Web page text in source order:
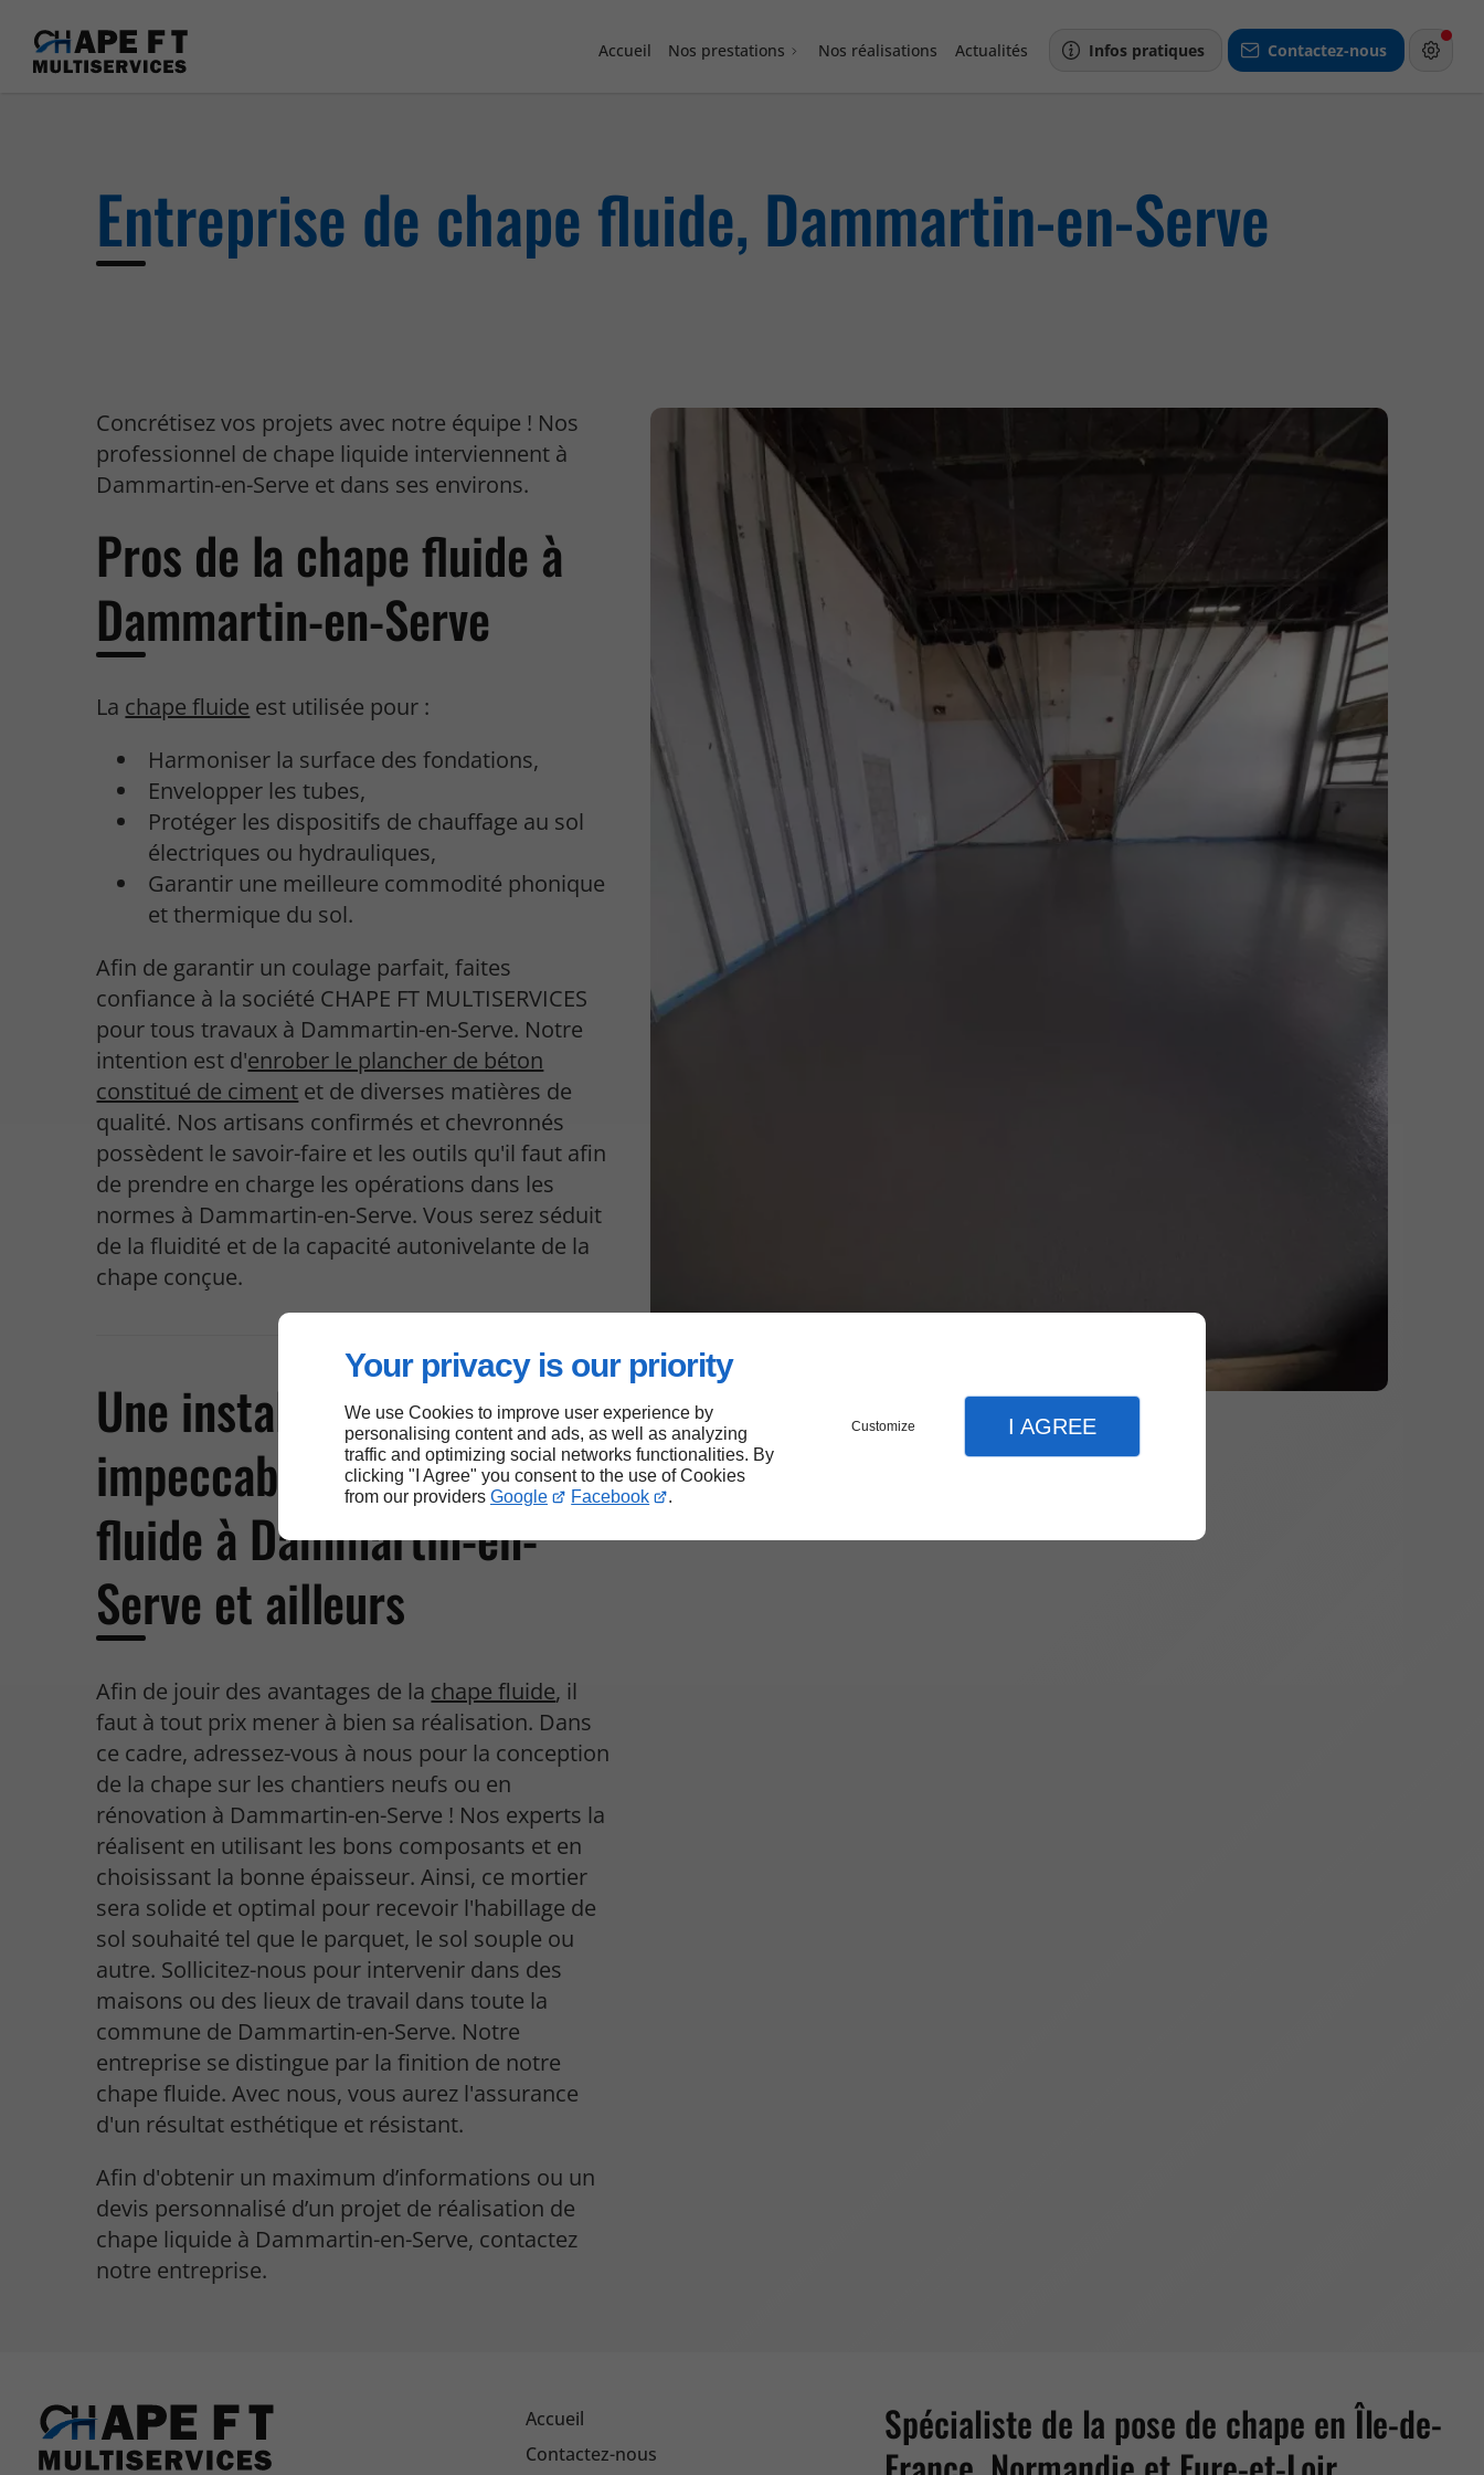
Your privacy is our priority
We use Cookies to improve user experience by
personalising content and ads, as well as analyzing
traffic and optimizing social networks functionalities. By
clicking "I Agree" you consent to the use of Cookies
from our providers Google Facebook .
Customize I AGREE
Accueil Nos prestations Nos réalisations Actualités Infos pratiques Contactez-nous
Entreprise de chape fluide, Dammartin-en-Serve
Concrétisez vos projets avec notre équipe ! Nos
professionnel de chape liquide interviennent à
Dammartin-en-Serve et dans ses environs.
Pros de la chape fluide à
Dammartin-en-Serve
La chape fluide est utilisée pour :
Harmoniser la surface des fondations,
Envelopper les tubes,
Protéger les dispositifs de chauffage au sol
électriques ou hydrauliques,
Garantir une meilleure commodité phonique
et thermique du sol.
Afin de garantir un coulage parfait, faites
confiance à la société CHAPE FT MULTISERVICES
pour tous travaux à Dammartin-en-Serve. Notre
intention est d'enrober le plancher de béton
constitué de ciment et de diverses matières de
qualité. Nos artisans confirmés et chevronnés
possèdent le savoir-faire et les outils qu'il faut afin
de prendre en charge les opérations dans les
normes à Dammartin-en-Serve. Vous serez séduit
de la fluidité et de la capacité autonivelante de la
chape conçue.
Une installation
impeccable de chape
fluide à Dammartin-en-
Serve et ailleurs
Afin de jouir des avantages de la chape fluide, il
faut à tout prix mener à bien sa réalisation. Dans
ce cadre, adressez-vous à nous pour la conception
de la chape sur les chantiers neufs ou en
rénovation à Dammartin-en-Serve ! Nos experts la
réalisent en utilisant les bons composants et en
choisissant la bonne épaisseur. Ainsi, ce mortier
sera solide et optimal pour recevoir l'habillage de
sol souhaité tel que le parquet, le sol souple ou
autre. Sollicitez-nous pour intervenir dans des
maisons ou des lieux de travail dans toute la
commune de Dammartin-en-Serve. Notre
entreprise se distingue par la finition de notre
chape fluide. Avec nous, vous aurez l'assurance
d'un résultat esthétique et résistant.
Afin d'obtenir un maximum d’informations ou un
devis personnalisé d’un projet de réalisation de
chape liquide à Dammartin-en-Serve, contactez
notre entreprise.
Accueil
Contactez-nous
Spécialiste de la pose de chape en Île-de-